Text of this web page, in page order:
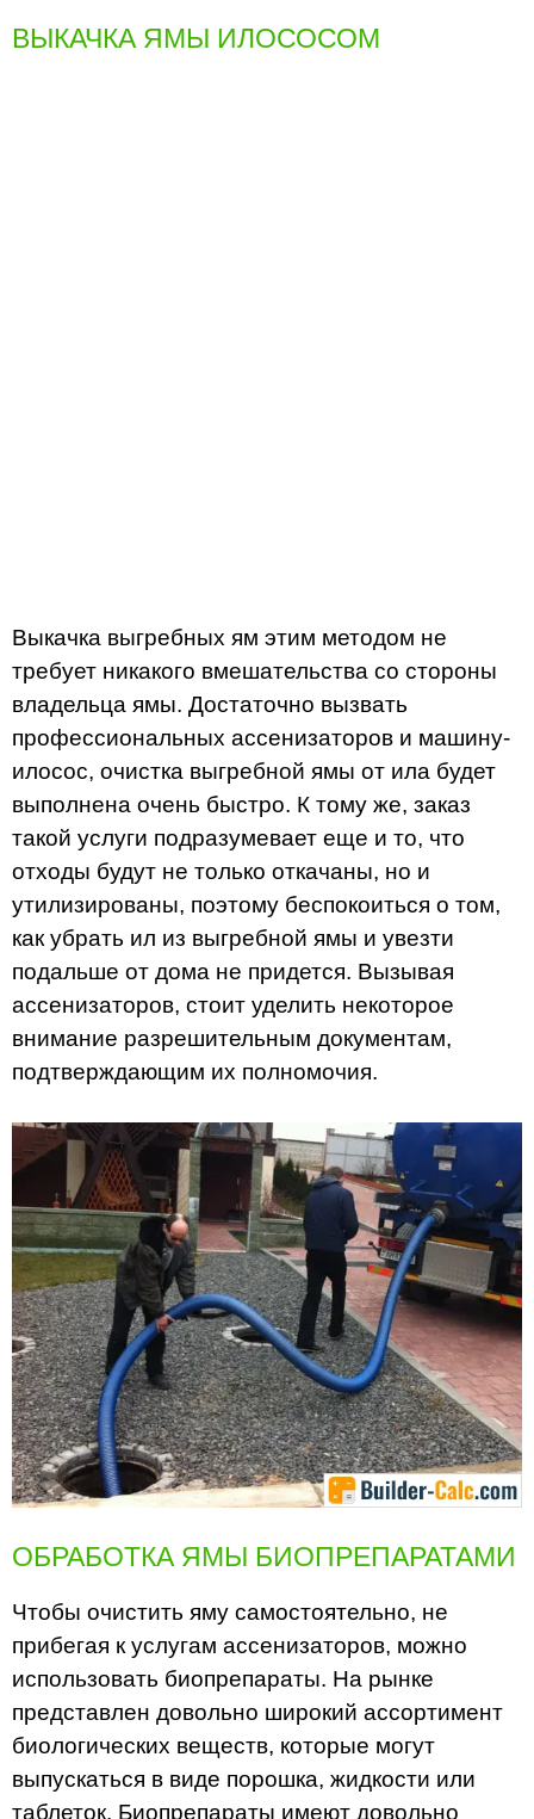
ВЫКАЧКА ЯМЫ ИЛОСОСОМ
Выкачка выгребных ям этим методом не
требует никакого вмешательства со стороны
владельца ямы. Достаточно вызвать
профессиональных ассенизаторов и машину-
илосос, очистка выгребной ямы от ила будет
выполнена очень быстро. К тому же, заказ
такой услуги подразумевает еще и то, что
отходы будут не только откачаны, но и
утилизированы, поэтому беспокоиться о том,
как убрать ил из выгребной ямы и увезти
подальше от дома не придется. Вызывая
ассенизаторов, стоит уделить некоторое
внимание разрешительным документам,
подтверждающим их полномочия.
ОБРАБОТКА ЯМЫ БИОПРЕПАРАТАМИ
Чтобы очистить яму самостоятельно, не
прибегая к услугам ассенизаторов, можно
использовать биопрепараты. На рынке
представлен довольно широкий ассортимент
биологических веществ, которые могут
выпускаться в виде порошка, жидкости или
таблеток. Биопрепараты имеют довольно